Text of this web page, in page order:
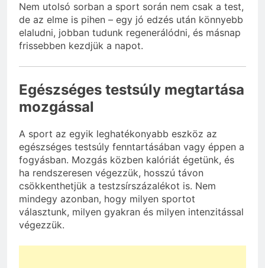
Nem utolsó sorban a sport során nem csak a test,
de az elme is pihen – egy jó edzés után könnyebb
elaludni, jobban tudunk regenerálódni, és másnap
frissebben kezdjük a napot.
Egészséges testsúly megtartása
mozgással
A sport az egyik leghatékonyabb eszköz az
egészséges testsúly fenntartásában vagy éppen a
fogyásban. Mozgás közben kalóriát égetünk, és
ha rendszeresen végezzük, hosszú távon
csökkenthetjük a testzsírszázalékot is. Nem
mindegy azonban, hogy milyen sportot
választunk, milyen gyakran és milyen intenzitással
végezzük.